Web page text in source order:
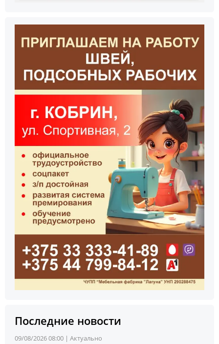
Последние новости
09/08/2026 08:00 | Актуально